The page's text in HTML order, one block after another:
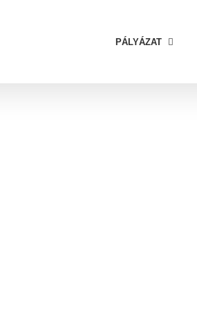
PÁLYÁZAT